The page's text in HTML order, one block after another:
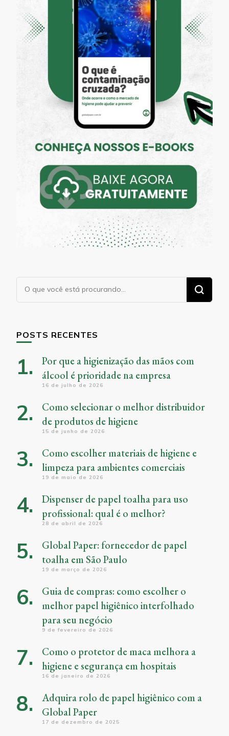
Procurando
POSTS RECENTES
Por que a higienização das mãos com
álcool é prioridade na empresa
16 de julho de 2026
Como selecionar o melhor distribuidor
de produtos de higiene
15 de junho de 2026
Como escolher materiais de higiene e
limpeza para ambientes comerciais
19 de maio de 2026
Dispenser de papel toalha para uso
profissional: qual é o melhor?
28 de abril de 2026
Global Paper: fornecedor de papel
toalha em São Paulo
19 de março de 2026
Guia de compras: como escolher o
melhor papel higiênico interfolhado
para seu negócio
9 de fevereiro de 2026
Como o protetor de maca melhora a
higiene e segurança em hospitais
16 de janeiro de 2026
Adquira rolo de papel higiênico com a
Global Paper
17 de dezembro de 2025